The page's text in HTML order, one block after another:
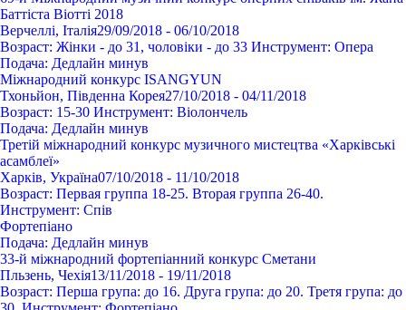
Баттіста Віотті 2018
Верчеллі, Італія29/09/2018 - 06/10/2018
Возраст: Жінки - до 31, чоловіки - до 33 Инструмент: Опера
Подача: Дедлайн минув
Міжнародний конкурс ISANGYUN
Тхоньйон, Південна Корея27/10/2018 - 04/11/2018
Возраст: 15-30 Инструмент: Віолончель
Подача: Дедлайн минув
Третій міжнародний конкурс музичного мистецтва «Харківські
асамблеї»
Харків, Україна07/10/2018 - 11/10/2018
Возраст: Первая группа 18-25. Вторая группа 26-40.
Инструмент: Спів
Фортепіано
Подача: Дедлайн минув
33-й міжнародний фортепіанний конкурс Сметани
Пльзень, Чехія13/11/2018 - 19/11/2018
Возраст: Перша група: до 16. Друга група: до 20. Третя група: до